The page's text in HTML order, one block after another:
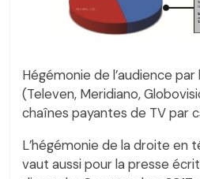
Hégémonie de l’audience
(Televen, Meridiano,
chaînes payantes de TV par
L’hégémonie de la droite en
vaut aussi pour la presse